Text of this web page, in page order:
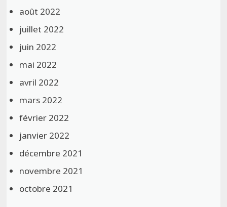
août 2022
juillet 2022
juin 2022
mai 2022
avril 2022
mars 2022
février 2022
janvier 2022
décembre 2021
novembre 2021
octobre 2021